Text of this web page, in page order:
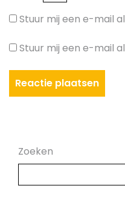
Stuur mij een e-mail
Stuur mij een e-mail
Zoeken